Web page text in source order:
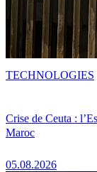
Crise de Ceuta :
Maroc
05.08.2026
TECHNOLOGIES